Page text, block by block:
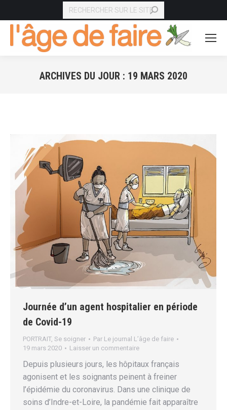
RECHERCHE
ARCHIVES DU JOUR : 19 MARS 2020
Journée d’un agent hospitalier en période
de Covid-19
PORTRAIT, Se soigner Par Le journal L’âge de faire
19 mars 2020
Laisser un commentaire
Depuis plusieurs jours, les hôpitaux français
agonisent et les soignants peinent à freiner
l’épidémie du coronavirus. Dans une clinique de
soins d’Indre-et-Loire, la pandémie fait apparaître